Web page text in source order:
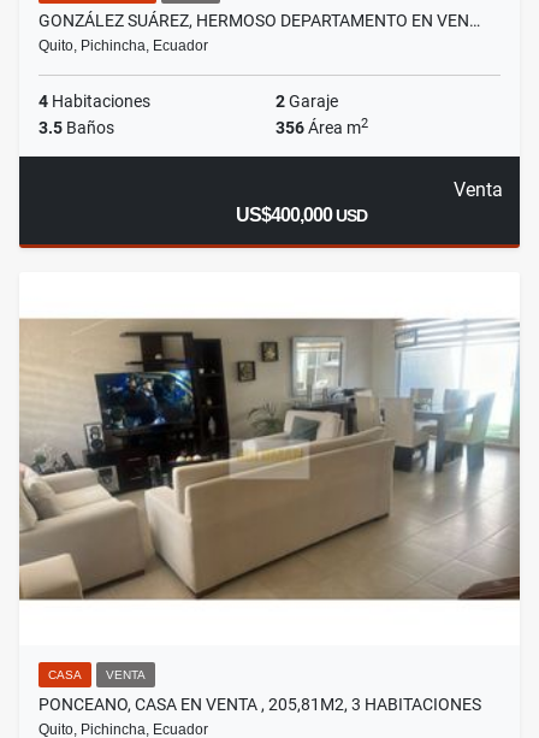
GONZÁLEZ SUÁREZ, HERMOSO DEPARTAMENTO EN VEN…
Quito, Pichincha, Ecuador
4 Habitaciones 2Garaje
3.5 Baños 356Área m2
Venta
US$400,000USD
CASA VENTA
PONCEANO, CASA EN VENTA , 205,81M2, 3 HABITACIONES
Quito, Pichincha, Ecuador